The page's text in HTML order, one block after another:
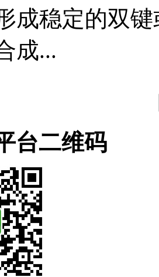
成稳定的双
成...
台二维码